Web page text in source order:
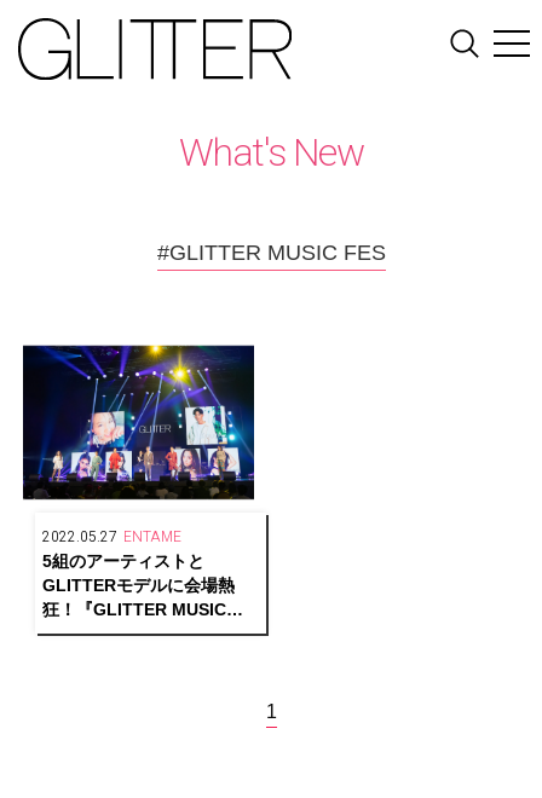
What's New
#GLITTER MUSIC FES
2022.05.27 ENTAME
5組のアーティストと
GLITTERモデルに会場熱
狂！『GLITTER MUSIC
FES』独占レポート
1